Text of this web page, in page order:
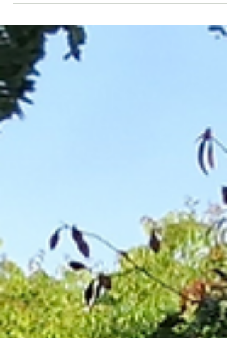
che la rivista BC , una delle principali
italiane dedicate al mondo della bicicletta,
pubblicato un approfondimento sul nostro
progetto Una Bici per la Scuola ,
dedicandogli sia un articolo completo sia un
richiamo nella sua newsletter periodica. Nel
loro racconto trovano spazio il valore del
progetto, l’impatto sulle bambine del Tamil
Nadu e il ruolo delle comunità coinvolte. Un
riconoscimento importante, che contrib